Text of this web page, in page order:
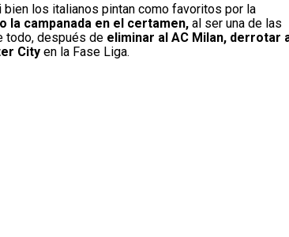
bien los italianos pintan como favoritos por la
la campanada en el certamen, al ser una de las
todo, después de eliminar al AC Milan, derrotar
City en la Fase Liga.